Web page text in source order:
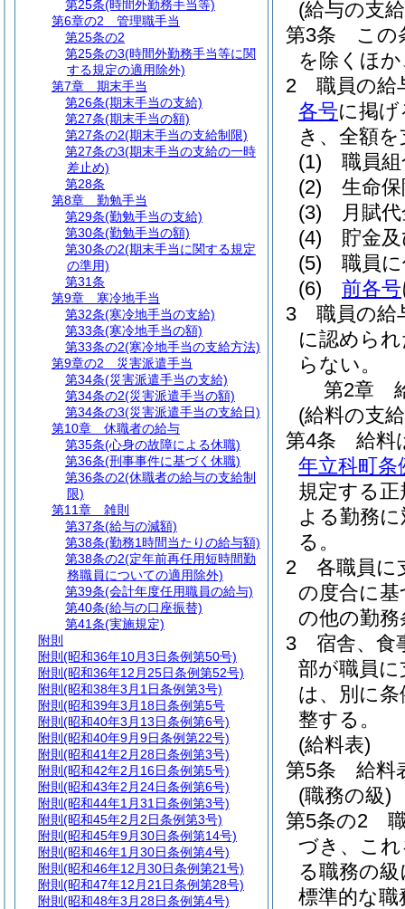
(給与の支
第3条
この
を除くほ
2
職員の給
各号に掲
き、全額
(1)
職員
(2)
生命
(3)
月賦
(4)
貯金
(5)
職員
(6)
前各号
3
職員の給
に認めら
らない。
第2章
(給料の支
第4条
給料
年立科町条
規定する
よる勤務
る。
2
各職員に
の度合に
の他の勤
3
宿舎、食
部が職員
は、別に
整する。
(給料表)
第5条
給料
(職務の級)
第5条の2
づき、こ
る職務の
標準的な
第25条(時間外勤務手当等)
第6章の2
管理職手当
第25条の2
第25条の3(時間外勤務手当等に関
する規定の適用除外)
第7章
期末手当
第26条(期末手当の支給)
第27条(期末手当の額)
第27条の2(期末手当の支給制限)
第27条の3(期末手当の支給の一時
差止め)
第28条
第8章
勤勉手当
第29条(勤勉手当の支給)
第30条(勤勉手当の額)
第30条の2(期末手当に関する規定
の準用)
第31条
第9章
寒冷地手当
第32条(寒冷地手当の支給)
第33条(寒冷地手当の額)
第33条の2(寒冷地手当の支給方法)
第9章の2
災害派遣手当
第34条(災害派遣手当の支給)
第34条の2(災害派遣手当の額)
第34条の3(災害派遣手当の支給日)
第10章
休職者の給与
第35条(心身の故障による休職)
第36条(刑事事件に基づく休職)
第36条の2(休職者の給与の支給制
限)
第11章
雑則
第37条(給与の減額)
第38条(勤務1時間当たりの給与額)
第38条の2(定年前再任用短時間勤
務職員についての適用除外)
第39条(会計年度任用職員の給与)
第40条(給与の口座振替)
第41条(実施規定)
附則
附則 (昭和36年10月3日条例第50号)
附則 (昭和36年12月25日条例第52号)
附則 (昭和38年3月1日条例第3号)
附則 (昭和39年3月18日条例第5号
附則 (昭和40年3月13日条例第6号)
附則 (昭和40年9月9日条例第22号)
附則 (昭和41年2月28日条例第3号)
附則 (昭和42年2月16日条例第5号)
附則 (昭和43年2月24日条例第6号)
附則 (昭和44年1月31日条例第3号)
附則 (昭和45年2月2日条例第3号)
附則 (昭和45年9月30日条例第14号)
附則 (昭和46年1月30日条例第4号)
附則 (昭和46年12月30日条例第21号)
附則 (昭和47年12月21日条例第28号)
附則 (昭和48年3月28日条例第4号)